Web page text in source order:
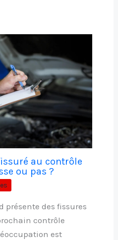
au contrôle
ou pas ?
présente des fissures
contrôle
est